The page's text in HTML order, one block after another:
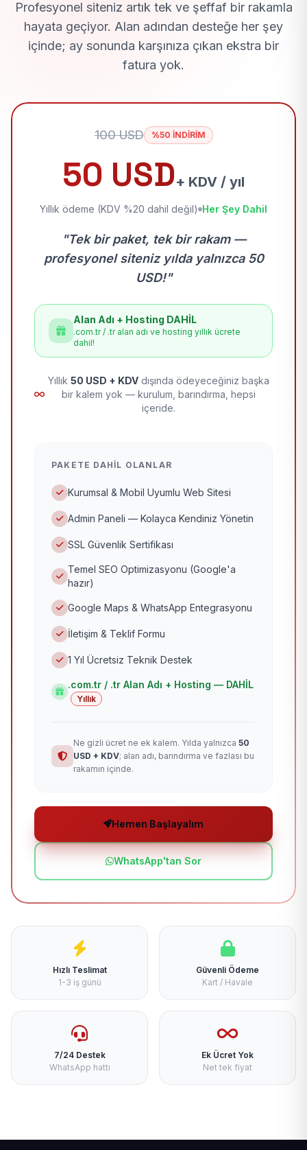
Profesyonel siteniz artık tek ve şeffaf bir rakamla
hayata geçiyor. Alan adından desteğe her şey
içinde; ay sonunda karşınıza çıkan ekstra bir
fatura yok.
100 USD %50 İNDİRİM
50 USD+ KDV / yıl
Yıllık ödeme (KDV %20 dahil değil) Her Şey Dahil
"Tek bir paket, tek bir rakam —
profesyonel siteniz yılda yalnızca 50
USD!"
Alan Adı + Hosting DAHİL
.com.tr / .tr alan adı ve hosting yıllık ücrete
dahil!
Yıllık 50 USD + KDV dışında ödeyeceğiniz başka
bir kalem yok — kurulum, barındırma, hepsi
içeride.
PAKETE DAHIL OLANLAR
Kurumsal & Mobil Uyumlu Web Sitesi
Admin Paneli — Kolayca Kendiniz Yönetin
SSL Güvenlik Sertifikası
Temel SEO Optimizasyonu (Google'a
hazır)
Google Maps & WhatsApp Entegrasyonu
İletişim & Teklif Formu
1 Yıl Ücretsiz Teknik Destek
.com.tr / .tr Alan Adı + Hosting — DAHİL
Yıllık
Ne gizli ücret ne ek kalem. Yılda yalnızca 50
USD + KDV; alan adı, barındırma ve fazlası bu
rakamın içinde.
Hemen Başlayalım
WhatsApp'tan Sor
Hızlı Teslimat
1-3 iş günü
Güvenli Ödeme
Kart / Havale
7/24 Destek
WhatsApp hattı
Ek Ücret Yok
Net tek fiyat